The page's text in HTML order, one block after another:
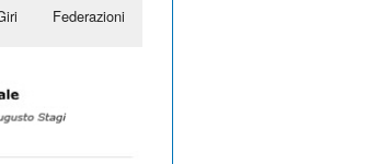
Federazioni